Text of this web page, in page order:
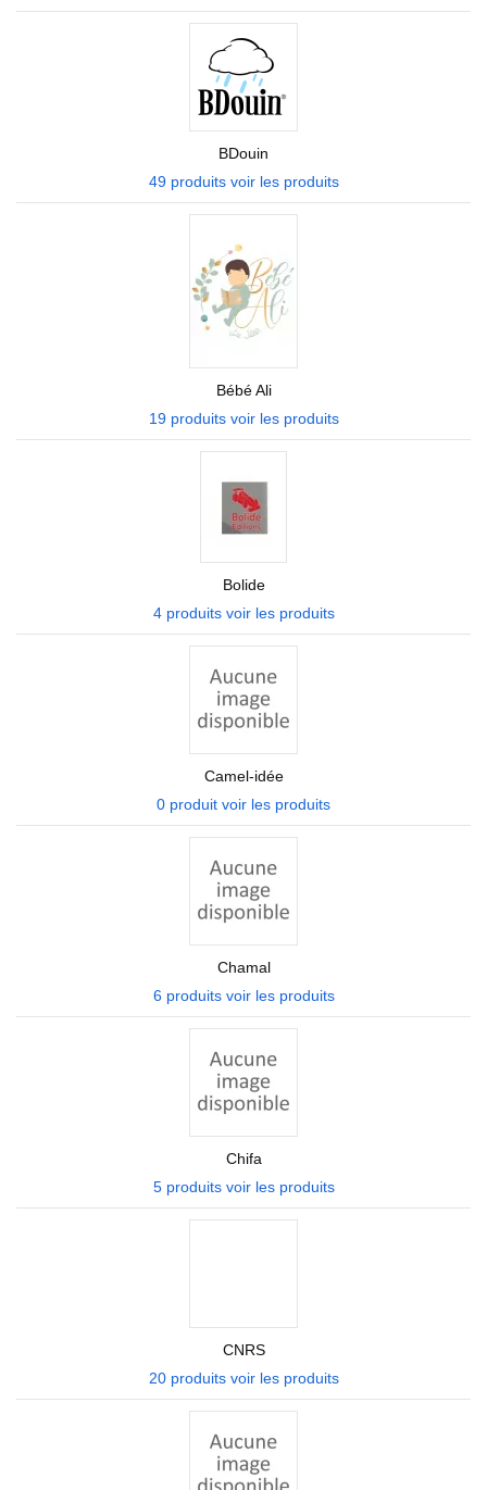
BDouin
49 produits voir les produits
Bébé Ali
19 produits voir les produits
Bolide
4 produits voir les produits
Camel-idée
0 produit voir les produits
Chamal
6 produits voir les produits
Chifa
5 produits voir les produits
CNRS
20 produits voir les produits